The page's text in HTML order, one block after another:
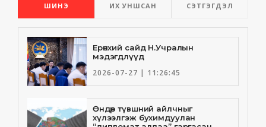
ШИНЭ ИХ УНШСАН СЭТГЭГДЭЛ
Ерөнхий сайд Н.Учралын
мэдэгдлүүд
2026-07-27 | 11:26:45
Өндөр түвшний айлчныг
хүлээлгэж бухимдуулан